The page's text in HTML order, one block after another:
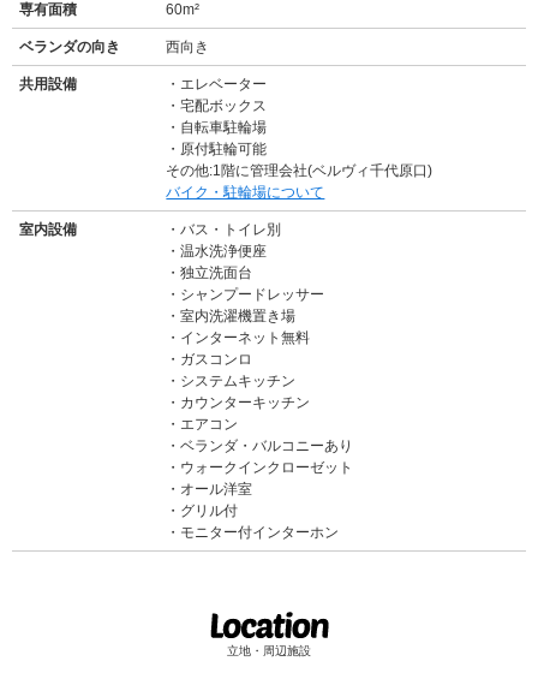
専有面積 60m²
ベランダの向き 西向き
共用設備
エレベーター
宅配ボックス
自転車駐輪場
原付駐輪可能
その他:1階に管理会社(ベルヴィ千代原口)
バイク・駐輪場について
室内設備
バス・トイレ別
温水洗浄便座
独立洗面台
シャンプードレッサー
室内洗濯機置き場
インターネット無料
ガスコンロ
システムキッチン
カウンターキッチン
エアコン
ベランダ・バルコニーあり
ウォークインクローゼット
オール洋室
グリル付
モニター付インターホン
立地・周辺施設